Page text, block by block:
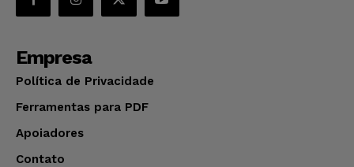
Empresa
Política de Privacidade
Ferramentas para PDF
Apoiadores
Contato